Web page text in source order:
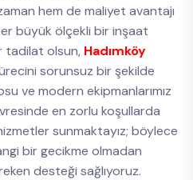
hem de maliyet avantajı
büyük ölçekli bir inşaat
tadilat olsun, Hadımköy
sorunsuz bir şekilde
ve modern ekipmanlarımız
en zorlu koşullarda
sunmaktayız; böylece
bir gecikme olmadan
desteği sağlıyoruz.